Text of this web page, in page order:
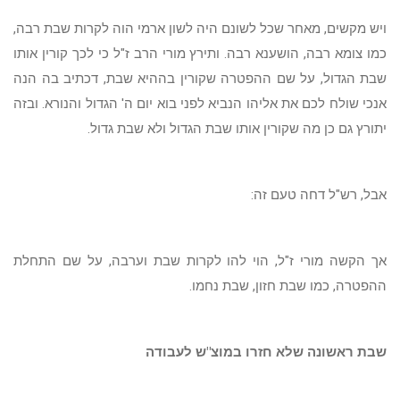
ויש מקשים, מאחר שכל לשונם היה לשון ארמי הוה לקרות שבת רבה,
כמו צומא רבה, הושענא רבה. ותירץ מורי הרב ז"ל כי לכך קורין אותו
שבת הגדול, על שם ההפטרה שקורין בההיא שבת, דכתיב בה הנה
אנכי שולח לכם את אליהו הנביא לפני בוא יום ה' הגדול והנורא. ובזה
יתורץ גם כן מה שקורין אותו שבת הגדול ולא שבת גדול.
אבל, רש"ל דחה טעם זה:
אך הקשה מורי ז"ל, הוי להו לקרות שבת וערבה, על שם התחלת
ההפטרה, כמו שבת חזון, שבת נחמו.
שבת ראשונה שלא חזרו במוצ"ש לעבודה